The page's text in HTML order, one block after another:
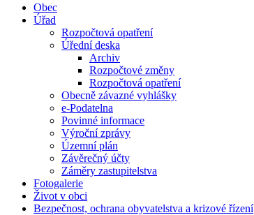
Obec
Úřad
Rozpočtová opatření
Úřední deska
Archiv
Rozpočtové změny
Rozpočtová opatření
Obecně závazné vyhlášky
e-Podatelna
Povinné informace
Výroční zprávy
Územní plán
Závěrečný účty
Záměry zastupitelstva
Fotogalerie
Život v obci
Bezpečnost, ochrana obyvatelstva a krizové řízení